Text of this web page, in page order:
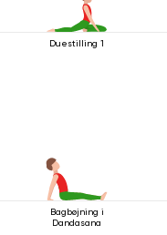
Duestilling 1
Bagbøjning i
Dandasana